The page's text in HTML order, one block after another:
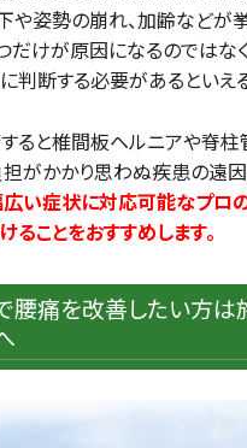
や姿勢の崩れ、加齢などが
だけが原因になるのではな
判断する必要があるといえる
ると椎間板ヘルニアや脊
担がかかり思わぬ疾患の遠
広い症状に対応可能なプロ
ることをおすすめします。
腰痛を改善したい方は